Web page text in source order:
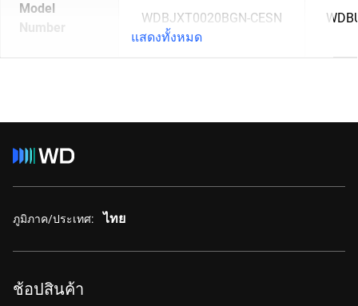
Model
Number
WDBJXT0020BGN-CESN
แสดงทั้งหมด
ภูมิภาค/ประเทศ: ไทย
ช้อปสินค้า